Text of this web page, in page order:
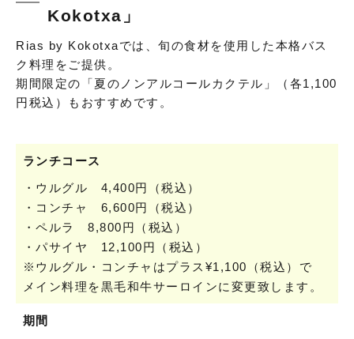
Kokotxa」
Rias by Kokotxaでは、旬の食材を使用した本格バス
ク料理をご提供。
期間限定の「夏のノンアルコールカクテル」（各1,100
円税込）もおすすめです。
ランチコース
・ウルグル 4,400円（税込）
・コンチャ 6,600円（税込）
・ペルラ 8,800円（税込）
・パサイヤ 12,100円（税込）
※ウルグル・コンチャはプラス¥1,100（税込）で
メイン料理を黒毛和牛サーロインに変更致します。
期間